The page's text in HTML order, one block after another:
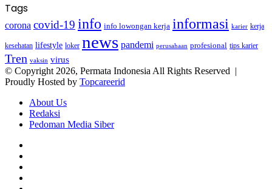
Tags
corona covid-19 info info lowongan kerja informasi karier kerja
kesehatan lifestyle loker news pandemi perusahaan profesional tips karier
Tren vaksin virus
© Copyright 2026, Permata Indonesia All Rights Reserved |
Proudly Hosted by Topcareerid
About Us
Redaksi
Pedoman Media Siber